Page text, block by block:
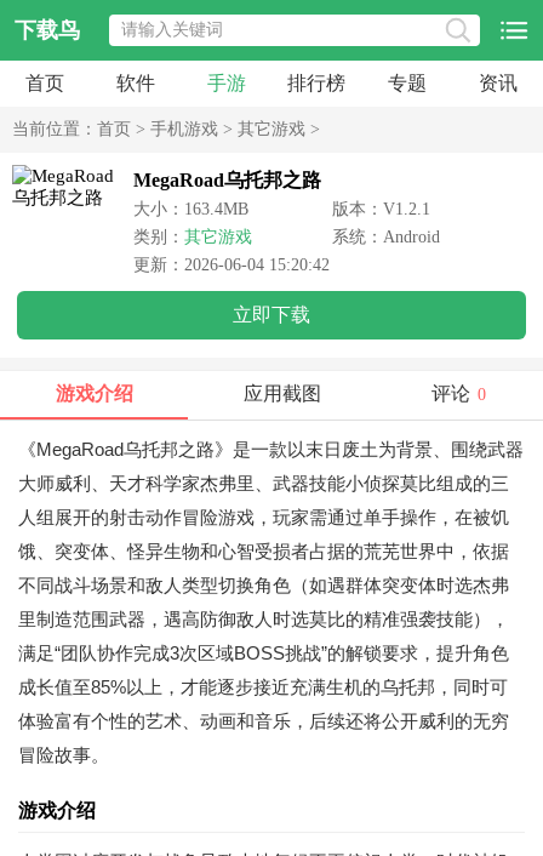
下载鸟
首页 软件 手游 排行榜 专题 资讯
当前位置： 首页 > 手机游戏 > 其它游戏 >
MegaRoad乌托邦之路
大小：163.4MB
版本：V1.2.1
类别： 其它游戏
系统：Android
更新：2026-06-04 15:20:42
立即下载
游戏介绍 应用截图 评论 0
《MegaRoad乌托邦之路》是一款以末日废土为背景、围绕武器
大师威利、天才科学家杰弗里、武器技能小侦探莫比组成的三
人组展开的射击动作冒险游戏，玩家需通过单手操作，在被饥
饿、突变体、怪异生物和心智受损者占据的荒芜世界中，依据
不同战斗场景和敌人类型切换角色（如遇群体突变体时选杰弗
里制造范围武器，遇高防御敌人时选莫比的精准强袭技能），
满足“团队协作完成3次区域BOSS挑战”的解锁要求，提升角色
成长值至85%以上，才能逐步接近充满生机的乌托邦，同时可
体验富有个性的艺术、动画和音乐，后续还将公开威利的无穷
冒险故事。
游戏介绍